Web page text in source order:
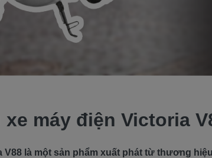
máy điện Victoria
V88 là một sản phẩm xuất phát từ thương